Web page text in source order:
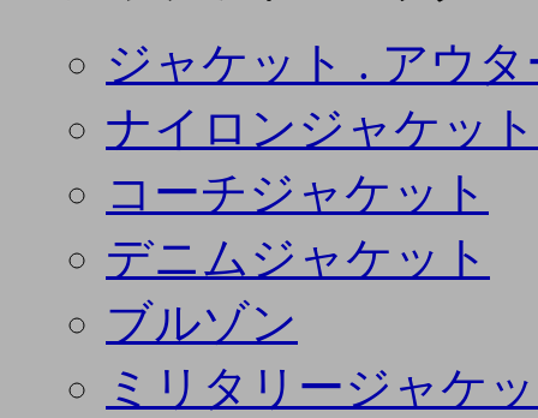
ジャケット . アウタ
ナイロンジャケット
コーチジャケット
デニムジャケット
ブルゾン
ミリタリージャケ